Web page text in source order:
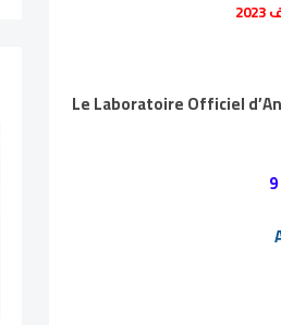
Le Laboratoire Officiel